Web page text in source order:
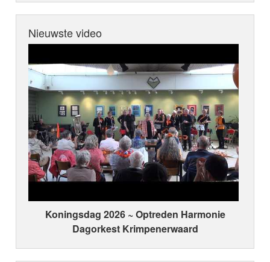
Nieuwste video
Koningsdag 2026 ~ Optreden Harmonie
Dagorkest Krimpenerwaard